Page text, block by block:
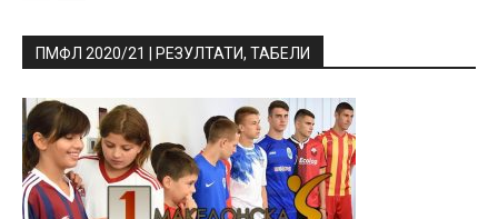
ПМФЛ 2020/21 | РЕЗУЛТАТИ, ТАБЕЛИ